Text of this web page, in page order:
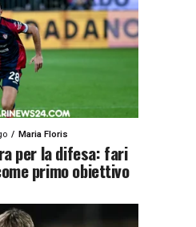
Maria Floris
per la difesa: fari
primo obiettivo